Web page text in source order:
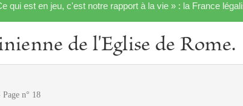
qui est en jeu, c'est notre rapport à la vie » : la France
de l'Eglise de Rome.
n° 18